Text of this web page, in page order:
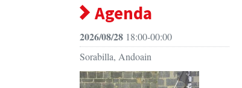
Agenda
2026/08/28 18:00-00:00
Sorabilla, Andoain